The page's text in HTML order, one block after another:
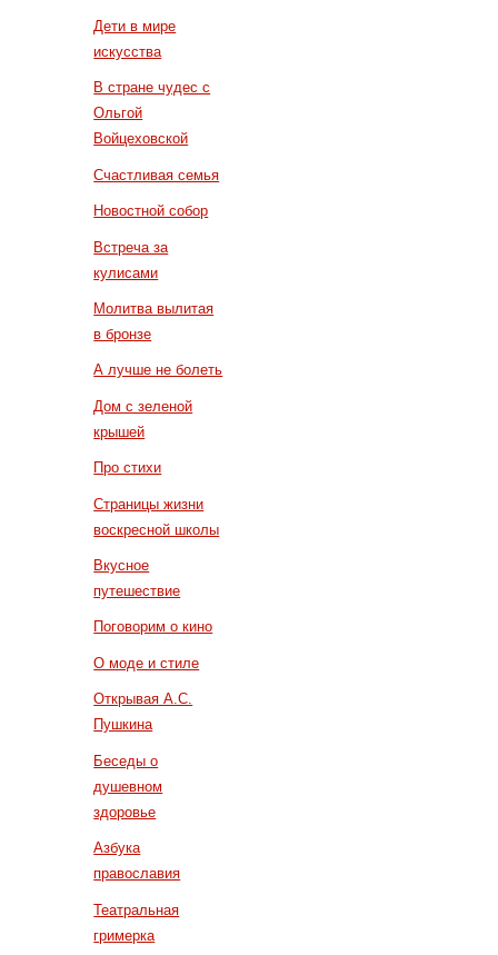
Дети в мире
искусства
В стране чудес с
Ольгой
Войцеховской
Счастливая семья
Новостной собор
Встреча за
кулисами
Молитва вылитая
в бронзе
А лучше не болеть
Дом с зеленой
крышей
Про стихи
Страницы жизни
воскресной школы
Вкусное
путешествие
Поговорим о кино
О моде и стиле
Открывая А.С.
Пушкина
Беседы о
душевном
здоровье
Азбука
православия
Театральная
гримерка